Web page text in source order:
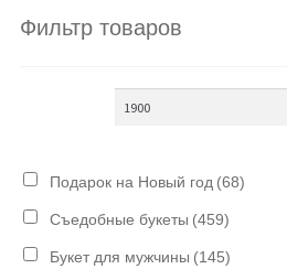
Фильтр товаров
Подарок на Новый год (68)
Съедобные букеты (459)
Букет для мужчины (145)